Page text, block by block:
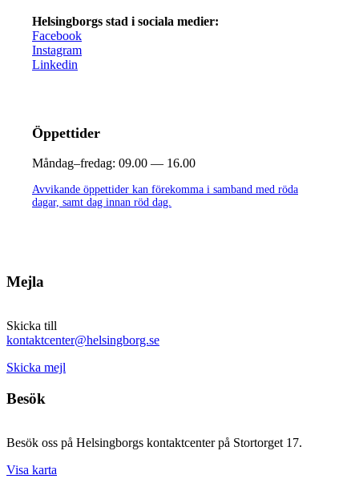
Helsingborgs stad i sociala medier:
Facebook
Instagram
Linkedin
Öppettider
Måndag–fredag: 09.00 — 16.00
Avvikande öppettider kan förekomma i samband med röda
dagar, samt dag innan röd dag.
Mejla
Skicka till
kontaktcenter@helsingborg.se
Skicka mejl
Besök
Besök oss på Helsingborgs kontaktcenter på Stortorget 17.
Visa karta